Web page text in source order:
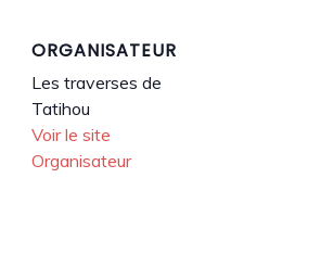
ORGANISATEUR
Les traverses de
Tatihou
Voir le site
Organisateur